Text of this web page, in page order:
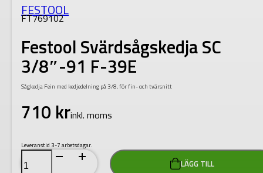
FESTOOL
FT769102
Festool Svärdsågskedja SC
3/8″-91 F-39E
Sågkedja Fein med kedjedelning på 3/8, för fin- och tvärsnitt
710 krinkl. moms
Leveranstid 3-7 arbetsdagar.
Festool
Svärdsågskedja
SC
LÄGG TILL